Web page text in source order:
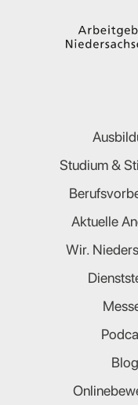
Studium &
Aktuelle
Wir.
Blog